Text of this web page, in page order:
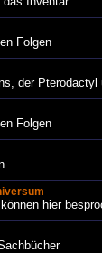
Folgen
der
Folgen
hier